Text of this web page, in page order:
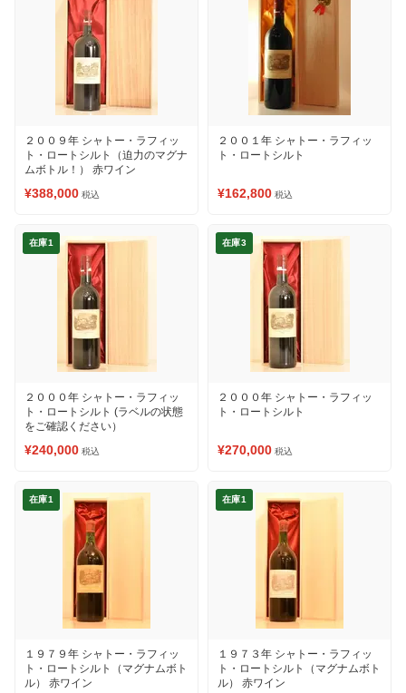
２００９年 シャトー・ラフィッ
ト・ロートシルト（迫力のマグナ
ムボトル！） 赤ワイン
¥388,000 税込
２００１年 シャトー・ラフィッ
ト・ロートシルト
¥162,800 税込
在庫1
２０００年 シャトー・ラフィッ
ト・ロートシルト (ラベルの状態
をご確認ください）
¥240,000 税込
在庫3
２０００年 シャトー・ラフィッ
ト・ロートシルト
¥270,000 税込
在庫1
１９７９年 シャトー・ラフィッ
ト・ロートシルト（マグナムボト
ル） 赤ワイン
在庫1
１９７３年 シャトー・ラフィッ
ト・ロートシルト（マグナムボト
ル） 赤ワイン